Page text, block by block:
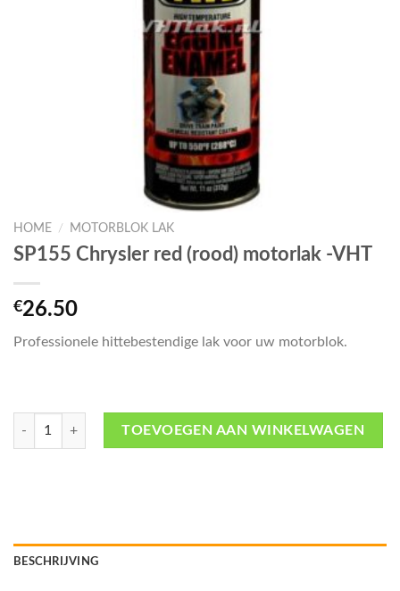
HOME / MOTORBLOK LAK
SP155 Chrysler red (rood) motorlak -VHT
€26.50
Professionele hittebestendige lak voor uw motorblok.
SP155 Chrysler red (rood) motorlak -VHT aantal
TOEVOEGEN AAN WINKELWAGEN
BESCHRIJVING